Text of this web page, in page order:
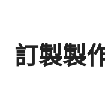
訂製製